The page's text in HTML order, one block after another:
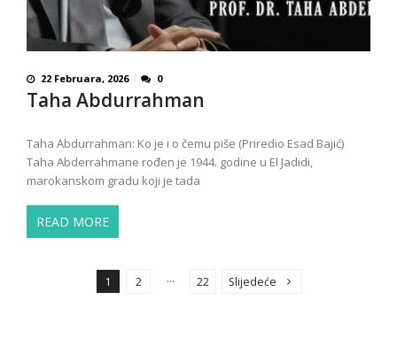
22 Februara, 2026 0
Taha Abdurrahman
Taha Abdurrahman: Ko je i o čemu piše (Priredio Esad Bajić)
Taha Abderrahmane rođen je 1944. godine u El Jadidi,
marokanskom gradu koji je tada
READ MORE
1 2 … 22 Slijedeće